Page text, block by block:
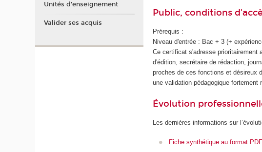
Public, conditions
Prérequis :
Niveau d'entrée : Bac + 3 (+
Ce certificat s'adresse prioritairement
d'édition, secrétaire de rédaction,
proches de ces fonctions et désireux
une validation pédagogique fortement
Évolution
Les dernières informations sur
Fiche synthétique au format PDF
Unités d'enseignement
Valider ses acquis